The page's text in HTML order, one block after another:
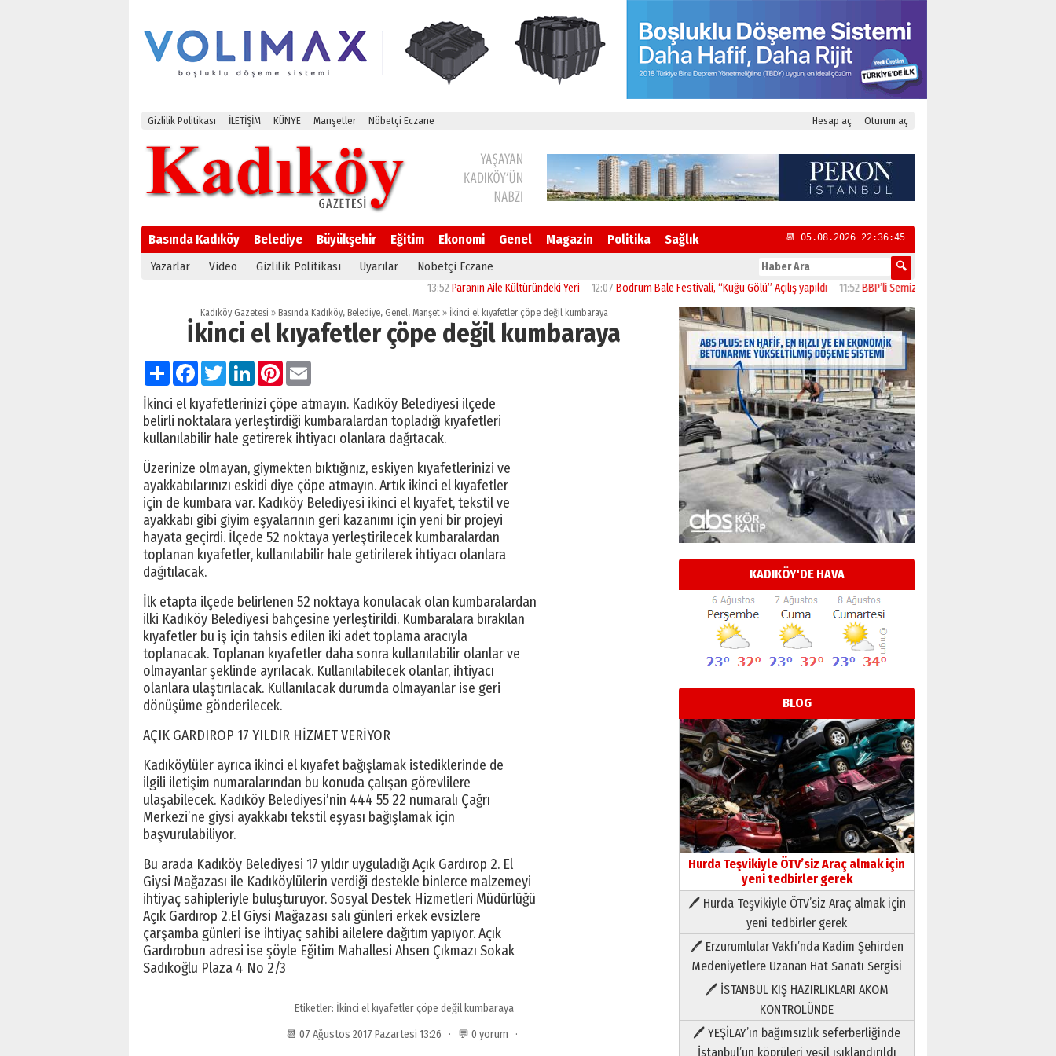
Gizlilik Politikası İLETİŞİM KÜNYE Manşetler Nöbetçi Eczane Hesap aç Oturum aç
Basında Kadıköy Belediye Büyükşehir Eğitim Ekonomi Genel Magazin Politika Sağlık 📆 05.08.2026 22:36:45
Yazarlar Video Gizlilik Politikası Uyarılar Nöbetçi Eczane
Paranın Aile Kültüründeki Yeri 12:07 Bodrum Bale Festivali, “Kuğu Gölü” Açılış yapıldı 11:52BBP’li Semiz “Toplumun Beklentisi Emeklilerin
Kadıköy Gazetesi » Basında Kadıköy, Belediye, Genel, Manşet »İkinci el kıyafetler çöpe değil kumbaraya
İkinci el kıyafetler çöpe değil kumbaraya
PaylaşFacebook
TwitterLinkedInPinterest
İkinci el kıyafetlerinizi çöpe atmayın. Kadıköy Belediyesi ilçede
belirli noktalara yerleştirdiği kumbaralardan topladığı kıyafetleri
kullanılabilir hale getirerek ihtiyacı olanlara dağıtacak.
Üzerinize olmayan, giymekten bıktığınız, eskiyen kıyafetlerinizi ve
ayakkabılarınızı eskidi diye çöpe atmayın. Artık ikinci el kıyafetler
için de kumbara var. Kadıköy Belediyesi ikinci el kıyafet, tekstil ve
ayakkabı gibi giyim eşyalarının geri kazanımı için yeni bir projeyi
hayata geçirdi. İlçede 52 noktaya yerleştirilecek kumbaralardan
toplanan kıyafetler, kullanılabilir hale getirilerek ihtiyacı olanlara
dağıtılacak.
İlk etapta ilçede belirlenen 52 noktaya konulacak olan kumbaralardan
ilki Kadıköy Belediyesi bahçesine yerleştirildi. Kumbaralara bırakılan
kıyafetler bu iş için tahsis edilen iki adet toplama aracıyla
toplanacak. Toplanan kıyafetler daha sonra kullanılabilir olanlar ve
olmayanlar şeklinde ayrılacak. Kullanılabilecek olanlar, ihtiyacı
olanlara ulaştırılacak. Kullanılacak durumda olmayanlar ise geri
dönüşüme gönderilecek.
AÇIK GARDIROP 17 YILDIR HİZMET VERİYOR
Kadıköylüler ayrıca ikinci el kıyafet bağışlamak istediklerinde de
ilgili iletişim numaralarından bu konuda çalışan görevlilere
ulaşabilecek. Kadıköy Belediyesi’nin 444 55 22 numaralı Çağrı
Merkezi’ne giysi ayakkabı tekstil eşyası bağışlamak için
başvurulabiliyor.
Bu arada Kadıköy Belediyesi 17 yıldır uyguladığı Açık Gardırop 2. El
Giysi Mağazası ile Kadıköylülerin verdiği destekle binlerce malzemeyi
ihtiyaç sahipleriyle buluşturuyor. Sosyal Destek Hizmetleri Müdürlüğü
Açık Gardırop 2.El Giysi Mağazası salı günleri erkek evsizlere
çarşamba günleri ise ihtiyaç sahibi ailelere dağıtım yapıyor. Açık
Gardırobun adresi ise şöyle Eğitim Mahallesi Ahsen Çıkmazı Sokak
Sadıkoğlu Plaza 4 No 2/3
Etiketler: İkinci el kıyafetler çöpe değil kumbaraya
📆 07 Ağustos 2017 Pazartesi 13:26 · 💬 0 yorum ·
KADIKÖY'DE HAVA
BLOG
Hurda Teşvikiyle ÖTV’siz Araç almak için
yeni tedbirler gerek
🖊 Hurda Teşvikiyle ÖTV’siz Araç almak için
yeni tedbirler gerek
🖊 Erzurumlular Vakfı’nda Kadim Şehirden
Medeniyetlere Uzanan Hat Sanatı Sergisi
🖊 İSTANBUL KIŞ HAZIRLIKLARI AKOM
KONTROLÜNDE
🖊 YEŞİLAY’ın bağımsızlık seferberliğinde
İstanbul’un köprüleri yeşil ışıklandırıldı
Neşat YALÇIN
Paranın Aile Kültüründeki Yeri
03 Ağustos 2026 Pazartesi
Yıldırım Gündoğdu
HAVVA’NIN ÜÇ KIZI
09 Temmuz 2026 Perşembe